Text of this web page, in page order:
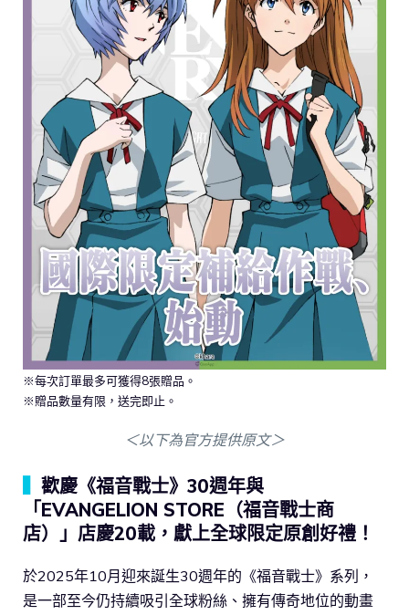
※每次訂單最多可獲得8張贈品。
※贈品數量有限，送完即止。
＜以下為官方提供原文＞
歡慶《福音戰士》30週年與
「EVANGELION STORE（福音戰士商
店）」店慶20載，獻上全球限定原創好禮！
於2025年10月迎來誕生30週年的《福音戰士》系列，
是一部至今仍持續吸引全球粉絲、擁有傳奇地位的動畫